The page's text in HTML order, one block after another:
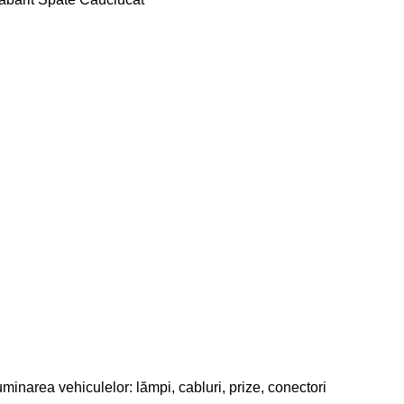
vehiculelor: lămpi, cabluri, prize, conectori